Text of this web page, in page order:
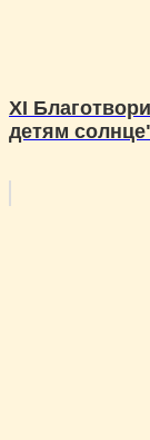
XI
детям